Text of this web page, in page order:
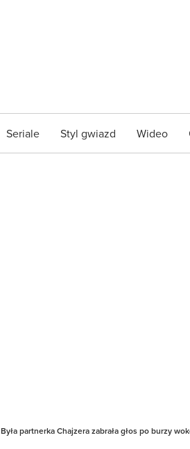
Seriale Styl gwiazd Wideo
Była partnerka Chajzera zabrała głos po burzy